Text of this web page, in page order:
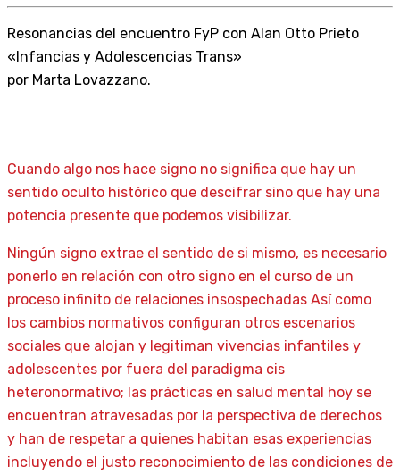
Resonancias del encuentro FyP con Alan Otto Prieto
«Infancias y Adolescencias Trans»
por Marta Lovazzano.
Cuando algo nos hace signo no significa que hay un
sentido oculto histórico que descifrar sino que hay una
potencia presente que podemos visibilizar.
Ningún signo extrae el sentido de si mismo, es necesario
ponerlo en relación con otro signo en el curso de un
proceso infinito de relaciones insospechadas Así como
los cambios normativos configuran otros escenarios
sociales que alojan y legitiman vivencias infantiles y
adolescentes por fuera del paradigma cis
heteronormativo; las prácticas en salud mental hoy se
encuentran atravesadas por la perspectiva de derechos
y han de respetar a quienes habitan esas experiencias
incluyendo el justo reconocimiento de las condiciones de